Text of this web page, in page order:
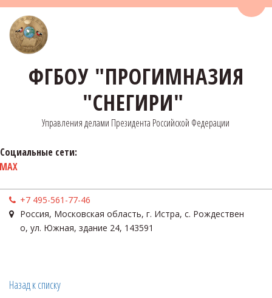
ФГБОУ "ПРОГИМНАЗИЯ
"СНЕГИРИ"
Управления делами Президента Российской Федерации
Социальные сети:
MAX
+7 495-561-77-46
Россия, Московская область, г. Истра, с. Рождествен
о, ул. Южная, здание 24, 143591
Назад к списку